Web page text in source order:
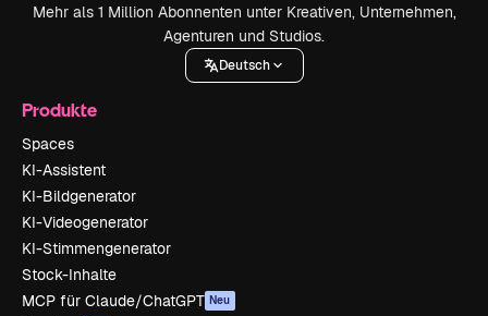
Mehr als 1 Million Abonnenten unter Kreativen, Unternehmen,
Agenturen und Studios.
Deutsch
Produkte
Spaces
KI-Assistent
KI-Bildgenerator
KI-Videogenerator
KI-Stimmengenerator
Stock-Inhalte
MCP für Claude/ChatGPT Neu